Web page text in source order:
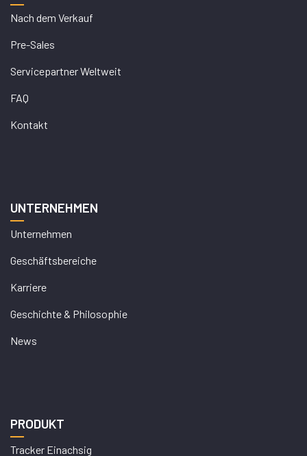
Nach dem Verkauf
Pre-Sales
Servicepartner Weltweit
FAQ
Kontakt
UNTERNEHMEN
Unternehmen
Geschäftsbereiche
Karriere
Geschichte & Philosophie
News
PRODUKT
Tracker Einachsig